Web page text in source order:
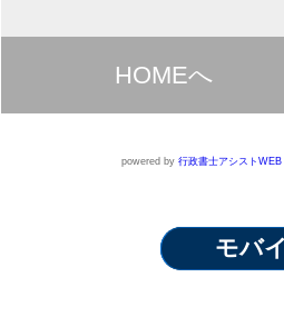
HOMEへ
powered by 行政書士アシストWEB
モバ